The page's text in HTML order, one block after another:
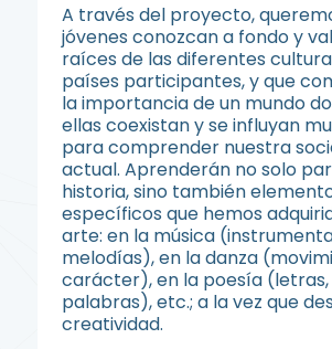
A través del proyecto,
jóvenes conozcan a fondo y
raíces de las diferentes
países participantes, y que
la importancia de un mundo
ellas coexistan y se influyan
para comprender nuestra
actual. Aprenderán no solo
historia, sino también
específicos que hemos
arte: en la música
melodías), en la danza
carácter), en la poesía (letras,
palabras), etc.; a la vez que
creatividad.